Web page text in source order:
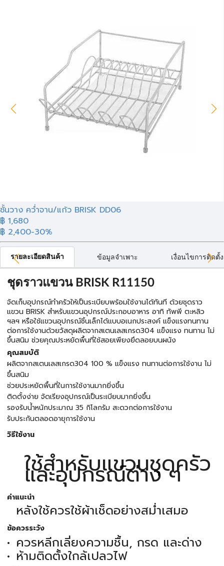
ชั้นวาง คว่ำจาน/แก้ว BRISK DD06
฿ 1,680
฿ 2,400-30%
รายละเอียดสินค้า ข้อมูลจำเพาะ เงื่อนไขการติดตั้ง
ชุดราวแขวน BRISK R11150
จัดเก็บอุปกรณ์ทำครัวให้เป็นระเบียบพร้อมใช้งานได้ทันที ด้วยชุดราว
แขวน BRISK สำหรับแขวนอุปกรณ์ประกอบอาหาร อาทิ ทัพพี ตะหลิว
ฯลฯ หรือใช้แขวนอุปกรณ์ชิ้นเล็กได้แบบอเนกประสงค์ แข็งแรงทนทาน
ต่อการใช้งานด้วยวัสดุผลิตจากสเตนเลสเกรด304 แข็งแรง ทนทาน ไม่
ขึ้นสนิม ช่วยคุณประหยัดพื้นที่ใช้สอยเพียงยึดลอยบนผนัง
คุณสมบัติ
ผลิตจากสเตนเลสเกรด304 100 % แข็งแรง ทนทานต่อการใช้งาน ไม่
ขึ้นสนิม
ช่วยประหยัดพื้นที่ในการใช้งานมากยิ่งขึ้น
ติดตั้งง่าย จัดเรียงอุปกรณ์เป็นระเบียบมากยิ่งขึ้น
รองรับน้ำหนักประมาณ 35 กิโลกรัม สะดวกต่อการใช้งาน
รับประกันตลอดอายุการใช้งาน
วิธีใช้งาน
ใช้สำหรับแขวนชุดครัว
และอุปกรณ์ต่าง ๆ
คำแนะนำ
หลังใช้ควรใช้ผ้าเช็ดอย่างสม่ำเสมอ
ข้อควรระวัง
ควรหลีกเลี่ยงความชื้น, กรด และด่าง
ห้ามติดตั้งใกล้เปลวไฟ